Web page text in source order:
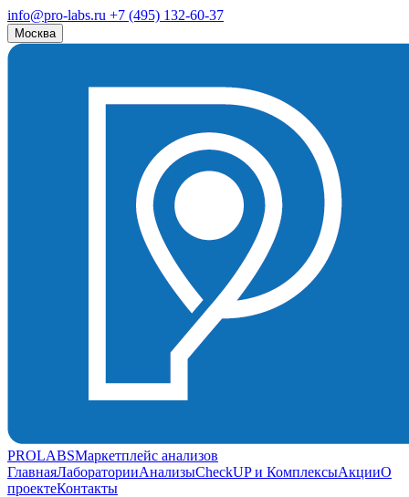
info@pro-labs.ru +7 (495) 132-60-37
Москва
PROLABSМаркетплейс анализов
ГлавнаяЛабораторииАнализыCheckUP и КомплексыАкцииО
проектеКонтакты